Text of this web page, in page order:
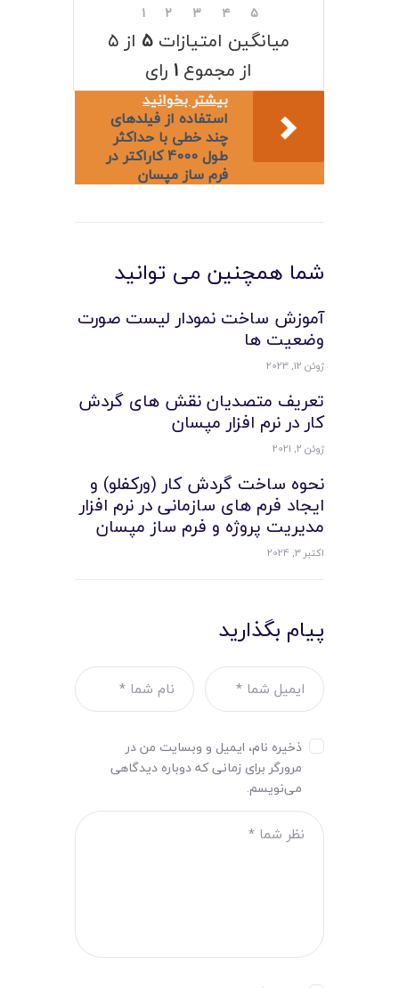
۱ ۲ ۳ ۴ ۵
میانگین امتیازات ۵ از ۵
از مجموع ۱ رای
بیشتر بخوانید
استفاده از فیلدهای
چند خطی با حداکثر
طول 4000 کاراکتر در
فرم ساز مپسان
شما همچنین می توانید
آموزش ساخت نمودار لیست صورت
وضعیت ها
ژوئن 12, 2023
تعریف متصدیان نقش های گردش
کار در نرم افزار مپسان
ژوئن 2, 2021
نحوه ساخت گردش کار (ورکفلو) و
ایجاد فرم های سازمانی در نرم افزار
مدیریت پروژه و فرم ساز مپسان
اکتبر 3, 2024
پیام بگذارید
ذخیره نام، ایمیل و وبسایت من در
مرورگر برای زمانی که دوباره دیدگاهی
می‌نویسم.